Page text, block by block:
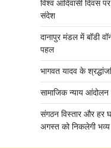
विश्व आदिवासी दिवस
संदेश
दानापुर मंडल में बॉडी
पहल
भागवत यादव के
​सामाजिक न्याय
संगठन विस्तार और हर
अगस्त को निकलेगी भव्य